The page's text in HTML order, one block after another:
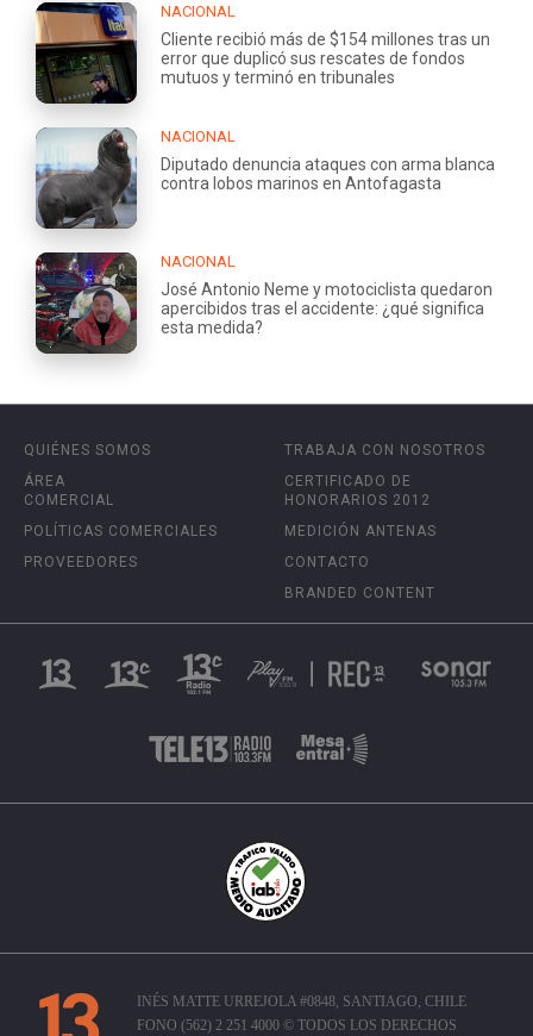
NACIONAL
Cliente recibió más de $154 millones tras un
error que duplicó sus rescates de fondos
mutuos y terminó en tribunales
NACIONAL
Diputado denuncia ataques con arma blanca
contra lobos marinos en Antofagasta
NACIONAL
José Antonio Neme y motociclista quedaron
apercibidos tras el accidente: ¿qué significa
esta medida?
QUIÉNES SOMOS
ÁREA
COMERCIAL
POLÍTICAS COMERCIALES
PROVEEDORES
TRABAJA CON NOSOTROS
CERTIFICADO DE
HONORARIOS 2012
MEDICIÓN ANTENAS
CONTACTO
BRANDED CONTENT
INÉS MATTE URREJOLA #0848, SANTIAGO, CHILE
FONO (562) 2 251 4000 © TODOS LOS DERECHOS